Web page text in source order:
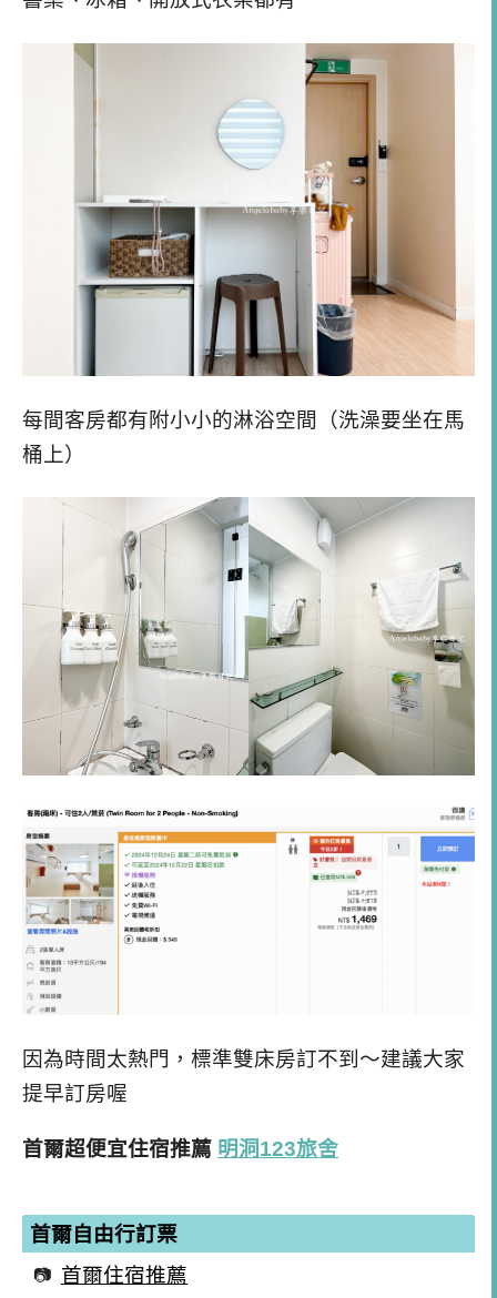
每間客房都有附小小的淋浴空間（洗澡要坐在馬
桶上）
因為時間太熱門，標準雙床房訂不到～建議大家
提早訂房喔
首爾超便宜住宿推薦 明洞123旅舍
首爾自由行訂票
首爾住宿推薦